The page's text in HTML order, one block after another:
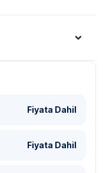
Fiyata Dahil
Fiyata Dahil